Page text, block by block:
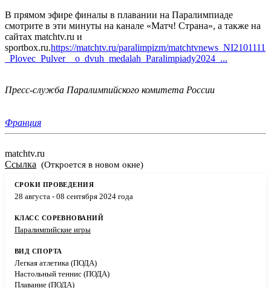
В прямом эфире финалы в плавании на Паралимпиаде
смотрите в эти минуты на канале «Матч! Страна», а также на
сайтах matchtv.ru и
sportbox.ru.https://matchtv.ru/paralimpizm/matchtvnews_NI2101111
_Plovec_Pulver__o_dvuh_medalah_Paralimpiady2024_...
Пресс-служба Паралимпийского комитета России
Франция
matchtv.ru
Ссылка (Откроется в новом окне)
28 августа - 08 сентября 2024 года
Паралимпийские игры
Легкая атлетика (ПОДА)
Настольный теннис (ПОДА)
Плавание (ПОДА)